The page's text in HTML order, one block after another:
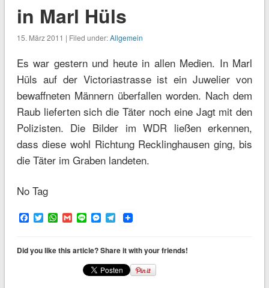
in Marl Hüls
15. März 2011 | Filed under:Allgemein
Es war gestern und heute in allen Medien. In Marl
Hüls auf der Victoriastrasse ist ein Juwelier von
bewaffneten Männern überfallen worden. Nach dem
Raub lieferten sich die Täter noch eine Jagt mit den
Polizisten. Die Bilder im WDR ließen erkennen,
dass diese wohl Richtung Recklinghausen ging, bis
die Täter im Graben landeten.
No Tag
Facebook
TwitterWhatsApp
Gmail
LineMessenger
Telegram
Did you like this article? Share it with your friends!